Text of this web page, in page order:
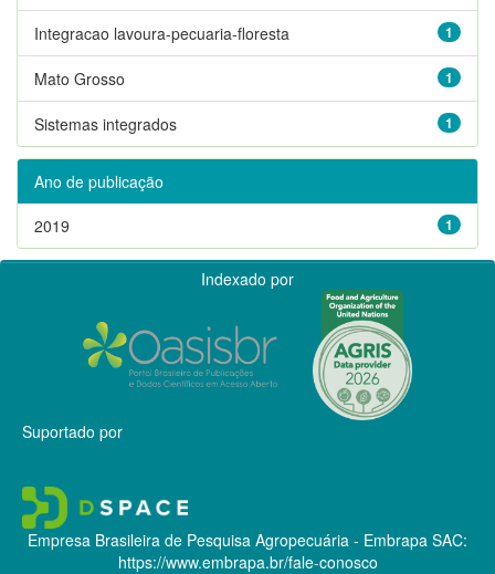
1
Integracao lavoura-pecuaria-floresta
1
Mato Grosso
1
Sistemas integrados
Ano de publicação
1
2019
Indexado por
Suportado por
Empresa Brasileira de Pesquisa Agropecuária - Embrapa SAC:
https://www.embrapa.br/fale-conosco